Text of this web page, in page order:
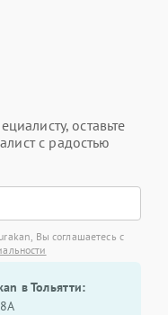
оставьте
с радостью
Вы соглашаетесь с
в Тольятти: